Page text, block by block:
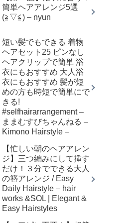
簡単ヘアアレンジ5選
(≧▽≦) – nyun
短い髪でもできる 着物
ヘアセット25 ピンなし
ヘアクリップで簡単 浴
衣にもおすすめ 大人浴
衣にもおすすめ 髪が短
めの方も時短で簡単にで
きる!
#selfhairarrangement –
ままむすびちゃんねる –
Kimono Hairstyle –
【忙しい朝のヘアアレン
ジ】三つ編みにして挿す
だけ！３分でできる大人
の簪アレンジ / Easy
Daily Hairstyle – hair
works &SOL | Elegant &
Easy Hairstyles